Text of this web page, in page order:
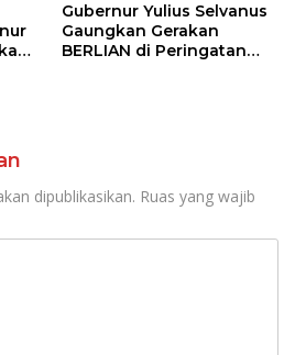
Gubernur Yulius Selvanus
Gaungkan Gerakan
BERLIAN di Peringatan
dipublikasikan. Ruas yang wajib